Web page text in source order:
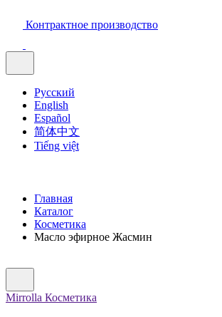
Контрактное производство
Русский
English
Español
简体中文
Tiếng việt
Главная
Каталог
Косметика
Масло эфирное Жасмин
Mirrolla Косметика